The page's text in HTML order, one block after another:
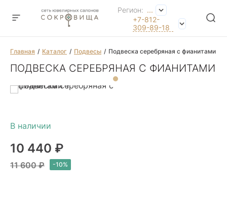
Регион: ...
+7-812-
309-89-18
Главная Каталог Подвесы Подвеска серебряная с фианитами
ПОДВЕСКА СЕРЕБРЯНАЯ С ФИАНИТАМИ
10 440 ₽
11 600 ₽